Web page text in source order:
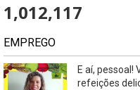
1,012,117
EMPREGO
E aí, pessoal!
refeições